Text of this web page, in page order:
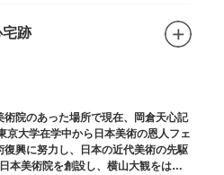
宅跡
院のあった場所で現在、岡倉天心記
京大学在学中から日本美術の恩人フェ
興に努力し、日本の近代美術の先駆
本美術院を創設し、横山大観をはじ